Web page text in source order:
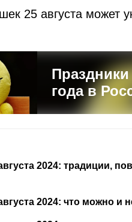
25 августа может
Праздники
года в
2024: традиции,
2024: что можно и